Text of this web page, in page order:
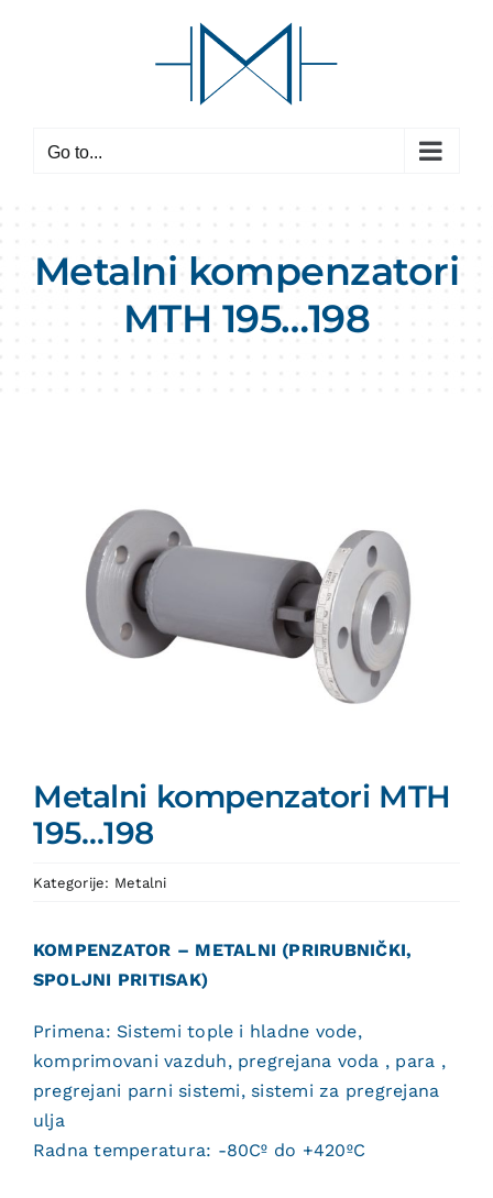
Go to...
Metalni kompenzatori
MTH 195…198
Metalni kompenzatori MTH
195…198
Kategorije: Metalni
KOMPENZATOR – METALNI (PRIRUBNIČKI,
SPOLJNI PRITISAK)
Primena: Sistemi tople i hladne vode,
komprimovani vazduh, pregrejana voda , para ,
pregrejani parni sistemi, sistemi za pregrejana
ulja
Radna temperatura: -80Cº do +420ºC